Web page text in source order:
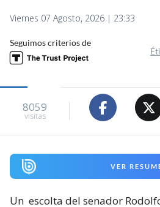
Viernes 07 Agosto, 2026 | 23:33
Seguimos criterios de
8059
visitas
VER
Un escolta del senador